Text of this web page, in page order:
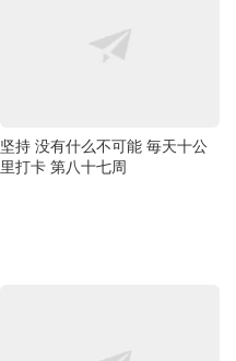
坚持 没有什么不可能 毎天十公
里打卡 第八十七周